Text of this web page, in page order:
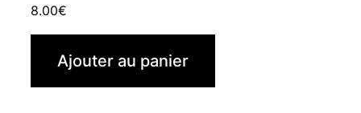
8.00€
Ajouter au panier